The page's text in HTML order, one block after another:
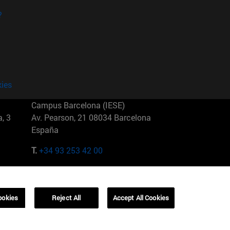
3
Campus Barcelona (IESE)
Av. Pearson, 21 08034 Barcelona
España
T.+34 93 253 42 00
01321001 Bela Vista Brasil
Reject All Accept All Cookies